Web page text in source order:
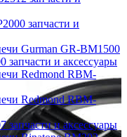
запчасти и
Gurman GR-BM1500
запчасти и аксессуары
Redmond RBM-
Redmond RBM-
запчасти и аксессуары